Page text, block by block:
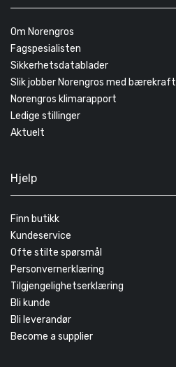
Om Norengros
Fagspesialisten
Sikkerhetsdatablader
Slik jobber Norengros med bærekraft
Norengros klimarapport
Ledige stillinger
Aktuelt
Hjelp
Finn butikk
Kundeservice
Ofte stilte spørsmål
Personvernerklæring
Tilgjengelighetserklæring
Bli kunde
Bli leverandør
Become a supplier